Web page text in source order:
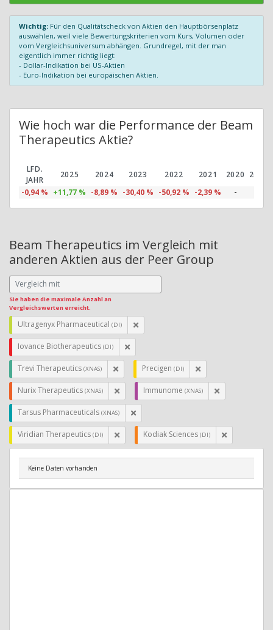
Wichtig: Für den Qualitätscheck von Aktien den Hauptbörsenplatz
auswählen, weil viele Bewertungskriterien vom Kurs, Volumen oder
vom Vergleichsuniversum abhängen. Grundregel, mit der man
eigentlich immer richtig liegt:
- Dollar-Indikation bei US-Aktien
- Euro-Indikation bei europäischen Aktien.
Wie hoch war die Performance der Beam
Therapeutics Aktie?
LFD.
JAHR
2025 2024 2023 2022 2021 2020 2019
-0,94 % +11,77 % -8,89 % -30,40 % -50,92 % -2,39 % -
Beam Therapeutics im Vergleich mit
anderen Aktien aus der Peer Group
Sie haben die maximale Anzahl an
Vergleichswerten erreicht.
Ultragenyx Pharmaceutical (DI)
Iovance Biotherapeutics (DI)
Trevi Therapeutics (XNAS) Precigen (DI)
Nurix Therapeutics (XNAS) Immunome (XNAS)
Tarsus Pharmaceuticals (XNAS)
Viridian Therapeutics (DI) Kodiak Sciences (DI)
Keine Daten vorhanden